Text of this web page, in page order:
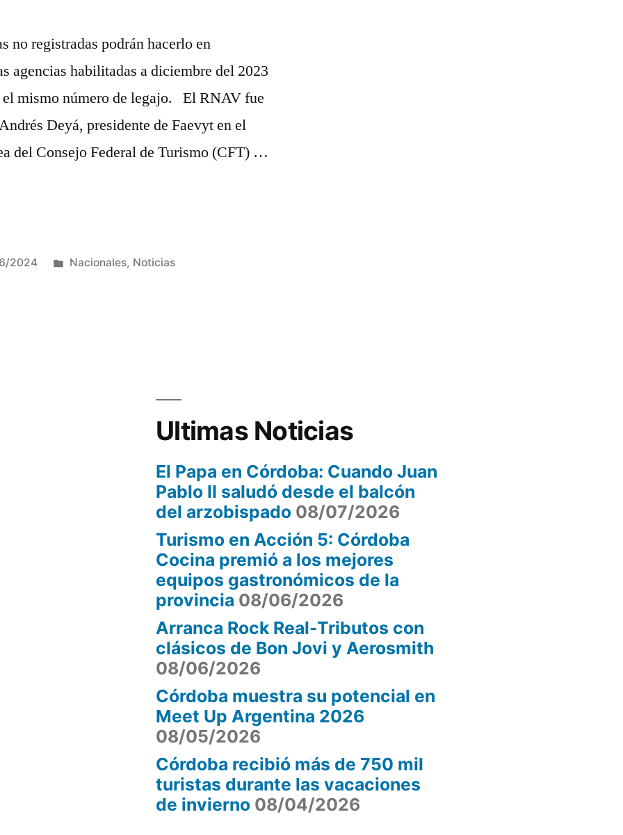
no registradas podrán hacerlo en
agencias habilitadas a diciembre del 2023
el mismo número de legajo. El RNAV fue
Deyá, presidente de Faevyt en el
del Consejo Federal de Turismo (CFT) …
2024
Publicada
Nacionales, Noticias
Ultimas Noticias
El Papa en Córdoba: Cuando Juan
Pablo II saludó desde el balcón
del arzobispado 08/07/2026
Turismo en Acción 5: Córdoba
Cocina premió a los mejores
equipos gastronómicos de la
provincia 08/06/2026
Arranca Rock Real-Tributos con
clásicos de Bon Jovi y Aerosmith
08/06/2026
Córdoba muestra su potencial en
Meet Up Argentina 2026
08/05/2026
Córdoba recibió más de 750 mil
turistas durante las vacaciones
de invierno 08/04/2026